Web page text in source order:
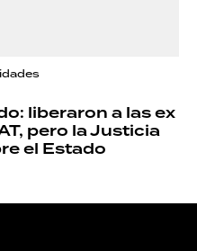
liberaron a las ex
pero la Justicia
el Estado